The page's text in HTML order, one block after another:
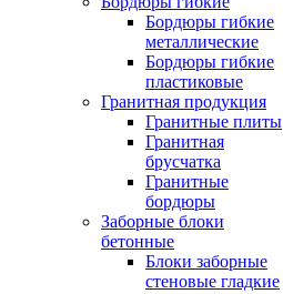
Бордюры гибкие
металлические
Бордюры гибкие
пластиковые
Гранитная продукция
Гранитные плиты
Гранитная
брусчатка
Гранитные
бордюры
Заборные блоки
бетонные
Блоки заборные
стеновые гладкие